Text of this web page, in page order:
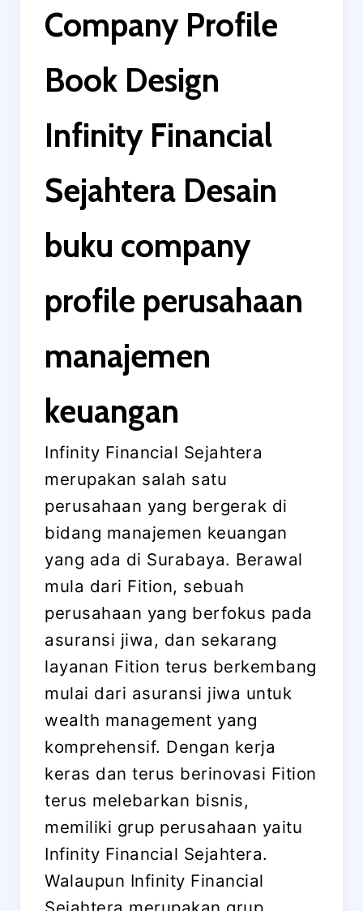
Company Profile
Book Design
Infinity Financial
Sejahtera Desain
buku company
profile perusahaan
manajemen
keuangan
Infinity Financial Sejahtera
merupakan salah satu
perusahaan yang bergerak di
bidang manajemen keuangan
yang ada di Surabaya. Berawal
mula dari Fition, sebuah
perusahaan yang berfokus pada
asuransi jiwa, dan sekarang
layanan Fition terus berkembang
mulai dari asuransi jiwa untuk
wealth management yang
komprehensif. Dengan kerja
keras dan terus berinovasi Fition
terus melebarkan bisnis,
memiliki grup perusahaan yaitu
Infinity Financial Sejahtera.
Walaupun Infinity Financial